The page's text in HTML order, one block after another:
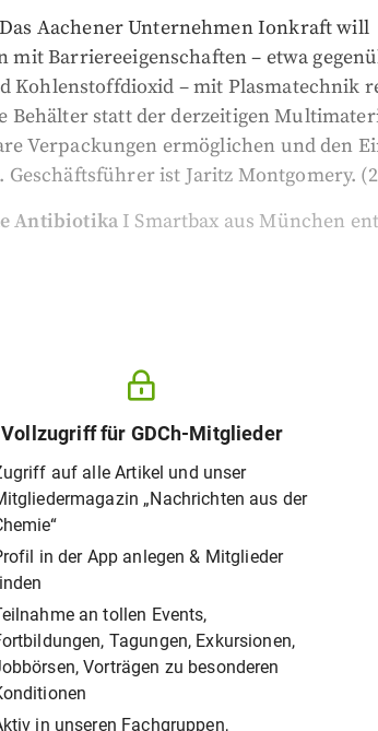
Aachener Unternehmen Ionkraft will
Barriereeigenschaften – etwa
Kohlenstoffdioxid – mit Plasmatechnik
Behälter statt der derzeitigen
Verpackungen ermöglichen und den
ist Jaritz Montgomery.
AntibiotikaI Smartbax aus München
Vollzugriff für GDCh-Mitglieder
auf alle Artikel und unser
„Nachrichten aus der
in der App anlegen & Mitglieder
an tollen Events,
Tagungen, Exkursionen,
Vorträgen zu besonderen
in unseren Fachgruppen,